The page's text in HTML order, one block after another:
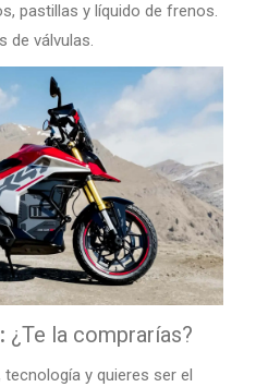
pastillas y líquido de frenos.
de válvulas.
¿Te la comprarías?
y quieres ser el